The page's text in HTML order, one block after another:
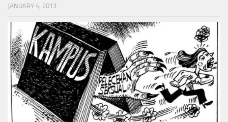
JANUARY 4, 2013